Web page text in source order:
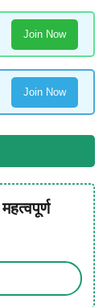
Join Now
Join Now